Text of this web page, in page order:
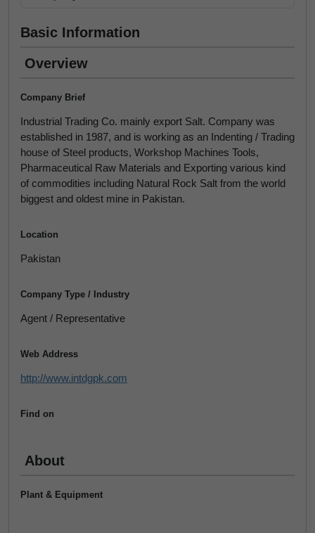
Basic Information
Overview
Company Brief
Industrial Trading Co. mainly export Salt. Company was
established in 1987, and is working as an Indenting / Trading
house of Steel products, Workshop Machines Tools,
Pharmaceutical Raw Materials and Exporting various kind
of commodities including Natural Rock Salt from the world
biggest and oldest mine in Pakistan.
Location
Pakistan
Company Type / Industry
Agent / Representative
Web Address
http://www.intdgpk.com
Find on
About
Plant & Equipment